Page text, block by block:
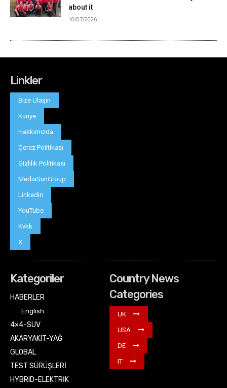
Linkler
Bize Ulaşın
Künye
Hakkımızda
Çerez Politikası
Gizlilik Politikası
MediaSunGroup
Linkedin
YouTube
Kvkk
X
Kategoriler
HABERLER
English
4×4-SUV
AKARYAKIT-YAĞ
GLOBAL
TEST SÜRÜŞLERİ
HYBRID-ELEKTRİK
Country News
Categories
UK
USA
DE
IT